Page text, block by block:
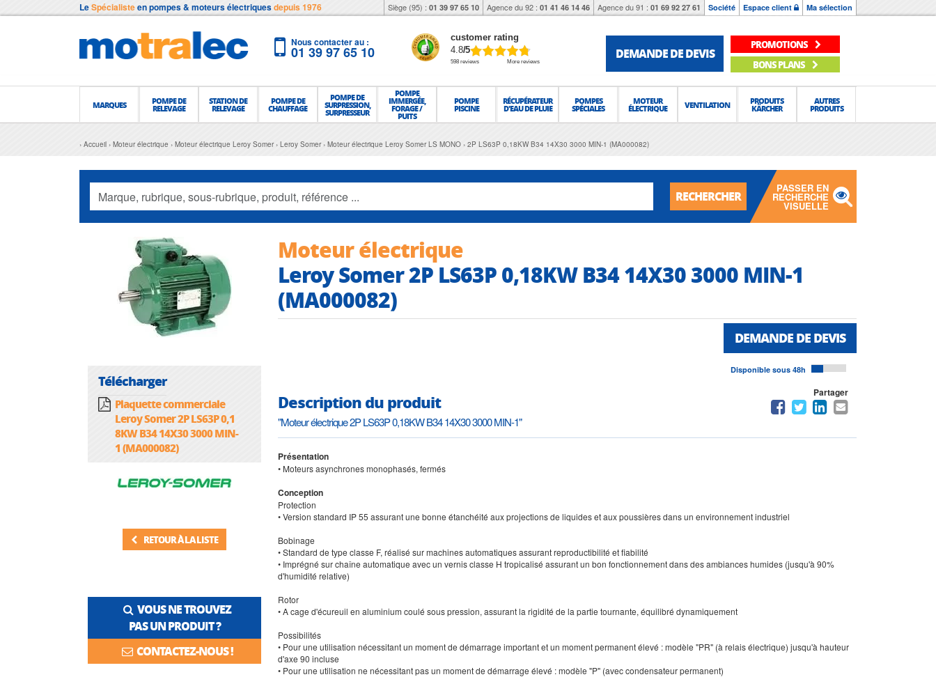
LeSpécialisteen pompes & moteurs électriquesdepuis 1976 Siège (95) : 01 39 97 65 10 Agence du 92 : 01 41 46 14 46 Agence du 91 : 01 69 92 27 61 Société Espace client Ma sélection
Nous contacter au :
01 39 97 65 10
customer rating
4.8/5
598 reviews More reviews
DEMANDE DE DEVIS
PROMOTIONS
BONS PLANS
MARQUES POMPE DE
RELEVAGE
STATION DE
RELEVAGE
POMPE DE
CHAUFFAGE
POMPE DE
SURPRESSION,
SURPRESSEUR
POMPE
IMMERGÉE,
FORAGE /
PUITS
POMPE
PISCINE
RÉCUPÉRATEUR
D'EAU DE PLUIE
POMPES
SPÉCIALES
MOTEUR
ÉLECTRIQUE VENTILATION PRODUITS
KÄRCHER
AUTRES
PRODUITS
Accueil Moteur électrique Moteur électrique Leroy Somer Leroy Somer Moteur électrique Leroy Somer LS MONO 2P LS63P 0,18KW B34 14X30 3000 MIN-1 (MA000082)
RECHERCHER
PASSER EN
RECHERCHE
VISUELLE
Télécharger
Plaquette commerciale
Leroy Somer 2P LS63P 0,1
8KW B34 14X30 3000 MIN-
1 (MA000082)
RETOUR À LA LISTE
VOUS NE TROUVEZ
PAS UN PRODUIT ?
CONTACTEZ-NOUS !
Moteur électrique
Leroy Somer 2P LS63P 0,18KW B34 14X30 3000 MIN-1
(MA000082)
DEMANDE DE DEVIS
Disponible sous 48h
Description du produit
"Moteur électrique 2P LS63P 0,18KW B34 14X30 3000 MIN-1"
Partager
Présentation
• Moteurs asynchrones monophasés, fermés
Conception
Protection
• Version standard IP 55 assurant une bonne étanchéité aux projections de liquides et aux poussières dans un environnement industriel
Bobinage
• Standard de type classe F, réalisé sur machines automatiques assurant reproductibilité et fiabilité
• Imprégné sur chaîne automatique avec un vernis classe H tropicalisé assurant un bon fonctionnement dans des ambiances humides (jusqu'à 90%
d'humidité relative)
Rotor
• A cage d'écureuil en aluminium coulé sous pression, assurant la rigidité de la partie tournante, équilibré dynamiquement
Possibilités
• Pour une utilisation nécessitant un moment de démarrage important et un moment permanent élevé : modèle "PR" (à relais électrique) jusqu'à hauteur
d'axe 90 incluse
• Pour une utilisation ne nécessitant pas un moment de démarrage élevé : modèle "P" (avec condensateur permanent)